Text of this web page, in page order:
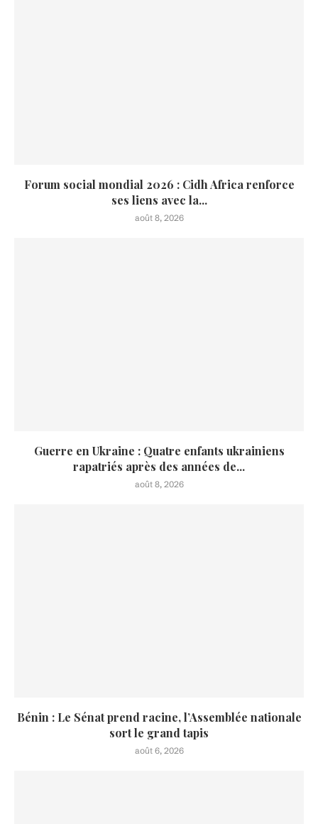
Forum social mondial 2026 : Cidh Africa renforce
ses liens avec la...
août 8, 2026
Guerre en Ukraine : Quatre enfants ukrainiens
rapatriés après des années de...
août 8, 2026
Bénin : Le Sénat prend racine, l’Assemblée nationale
sort le grand tapis
août 6, 2026